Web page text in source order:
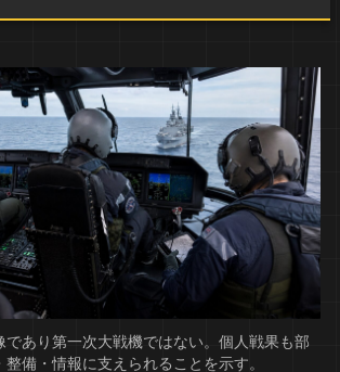
であり第一次大戦機ではない。個人戦果も部
整備・情報に支えられることを示す。